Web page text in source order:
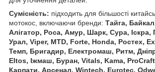
Сумісність: підходить для більшості
мотокос, включаючи бренди: Тайга,
Алігатор, Роса, Амур, Шарк, Сура, Іскра,
Урал, Viper, MTD, Forte, Honda, Ростех,
Темп, Бригадир, Електромаш, Ритм,
Eltos, Іжмаш, Буран, Vitals, Kama,
Карпати, Арсенал, Wintech, Eurotec,